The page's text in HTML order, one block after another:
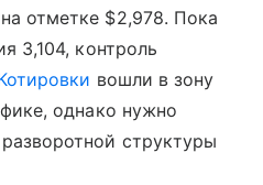
отметке $2,978. Пока
3,104, контроль
вошли в зону
однако нужно
структуры